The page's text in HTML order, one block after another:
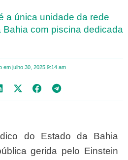
a única unidade da rede
Bahia com piscina dedicada
em julho 30, 2025 9:14 am
gerida pelo Einstein